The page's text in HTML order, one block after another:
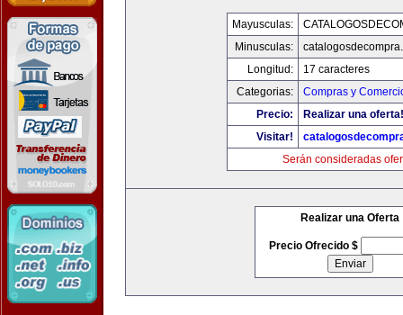
Mayusculas:
Minusculas:
Longitud:
17 caracteres
Categorias:
Compras y
Precio:
Realizar una oferta!
Visitar!
Serán consideradas
Realizar una Oferta
Precio Ofrecido $